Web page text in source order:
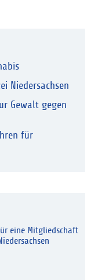
Niedersachsen
Gewalt gegen
für
eine Mitgliedschaft